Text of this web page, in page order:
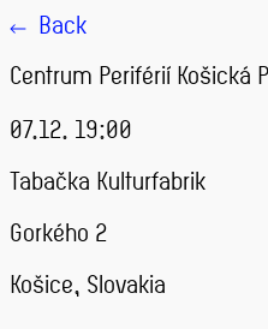
Back
Centrum Periférií Košická
07.12. 19:00
Tabačka Kulturfabrik
Gorkého 2
Košice, Slovakia